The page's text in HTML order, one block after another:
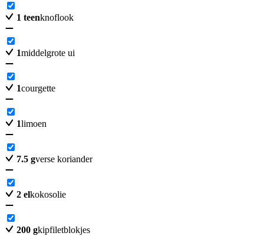
1 teenknoflook
1middelgrote ui
1courgette
1limoen
7.5 gverse koriander
2 elkokosolie
200 gkipfiletblokjes